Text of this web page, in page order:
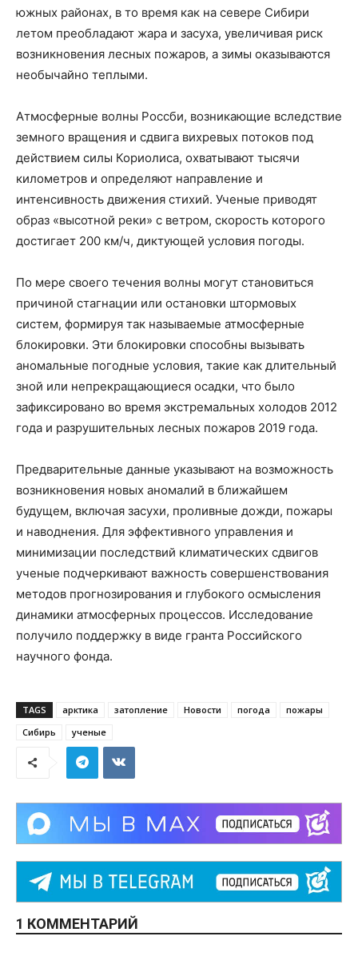
южных районах, в то время как на севере Сибири
летом преобладают жара и засуха, увеличивая риск
возникновения лесных пожаров, а зимы оказываются
необычайно теплыми.
Атмосферные волны Россби, возникающие вследствие
земного вращения и сдвига вихревых потоков под
действием силы Кориолиса, охватывают тысячи
километров и определяют направление и
интенсивность движения стихий. Ученые приводят
образ «высотной реки» с ветром, скорость которого
достигает 200 км/ч, диктующей условия погоды.
По мере своего течения волны могут становиться
причиной стагнации или остановки штормовых
систем, формируя так называемые атмосферные
блокировки. Эти блокировки способны вызывать
аномальные погодные условия, такие как длительный
зной или непрекращающиеся осадки, что было
зафиксировано во время экстремальных холодов 2012
года и разрушительных лесных пожаров 2019 года.
Предварительные данные указывают на возможность
возникновения новых аномалий в ближайшем
будущем, включая засухи, проливные дожди, пожары
и наводнения. Для эффективного управления и
минимизации последствий климатических сдвигов
ученые подчеркивают важность совершенствования
методов прогнозирования и глубокого осмысления
динамики атмосферных процессов. Исследование
получило поддержку в виде гранта Российского
научного фонда.
TAGS арктика затопление Новости погода
пожары
Сибирь
ученые
1 КОММЕНТАРИЙ